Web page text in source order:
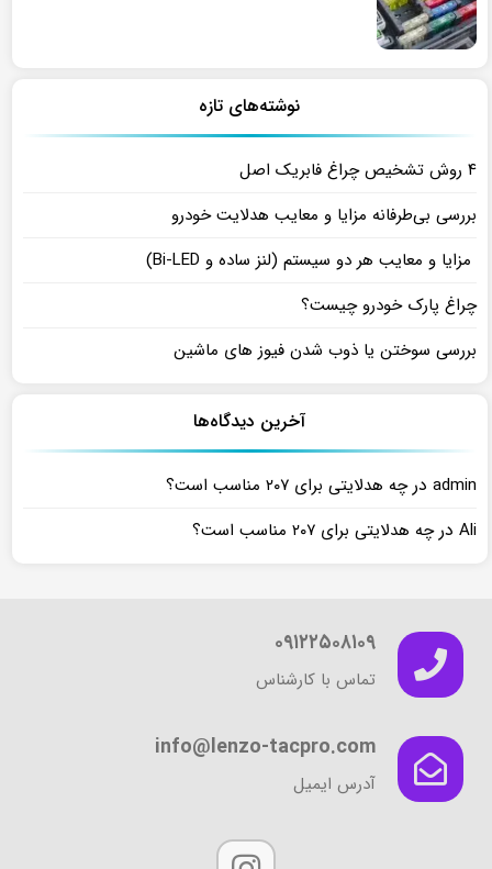
نوشته‌های تازه
۴ روش تشخیص چراغ فابریک اصل
بررسی بی‌طرفانه مزایا و معایب هدلایت خودرو
مزایا و معایب هر دو سیستم (لنز ساده و Bi-LED)
چراغ پارک خودرو چیست؟
بررسی سوختن یا ذوب شدن فیوز های ماشین
آخرین دیدگاه‌ها
admin درچه هدلایتی برای ۲۰۷ مناسب است؟
Ali درچه هدلایتی برای ۲۰۷ مناسب است؟
۰۹۱۲۲۵۰۸۱۰۹
تماس با کارشناس
info@lenzo-tacpro.com
آدرس ایمیل